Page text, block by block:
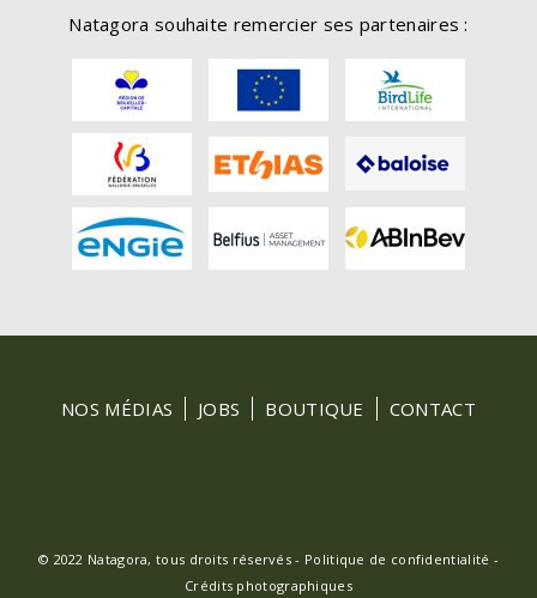
Natagora souhaite remercier ses partenaires :
FOOTER
MENU
NOS MÉDIAS JOBS BOUTIQUE CONTACT
© 2022 Natagora, tous droits réservés - Politique de confidentialité -
Crédits photographiques